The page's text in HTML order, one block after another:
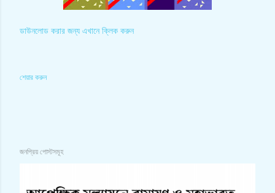
ডাউনলোড করার জন্য এখানে ক্লিক করুন
শেয়ার করুন
জনপ্রিয় পোস্টসমূহ